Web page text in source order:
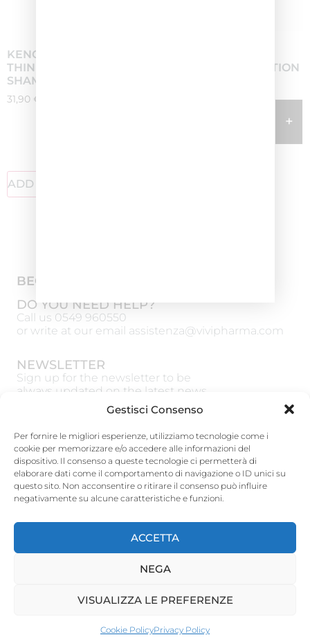
Gestisci Consenso
Per fornire le migliori esperienze, utilizziamo tecnologie come i
cookie per memorizzare e/o accedere alle informazioni del
dispositivo. Il consenso a queste tecnologie ci permetterà di
elaborare dati come il comportamento di navigazione o ID unici su
questo sito. Non acconsentire o ritirare il consenso può influire
negativamente su alcune caratteristiche e funzioni.
ACCETTA
NEGA
VISUALIZZA LE PREFERENZE
Cookie PolicyPrivacy Policy
KENOGEN WOMAN
THINNING PREVENTION
SHAMPOO
31,90 €
ADD TO CART
THINNING PREVENTION
+
BECOME OUR PARTNER
DO YOU NEED HELP?
Call us 0549 960550
or write at our email assistenza@vivipharma.com
NEWSLETTER
Sign up for the newsletter to be
always updated on the latest news
SUBSCRIBE
Vivipharma Spa
(RSM)
– Fax: 0549 900248
Terms and Conditions
Cookie Policy